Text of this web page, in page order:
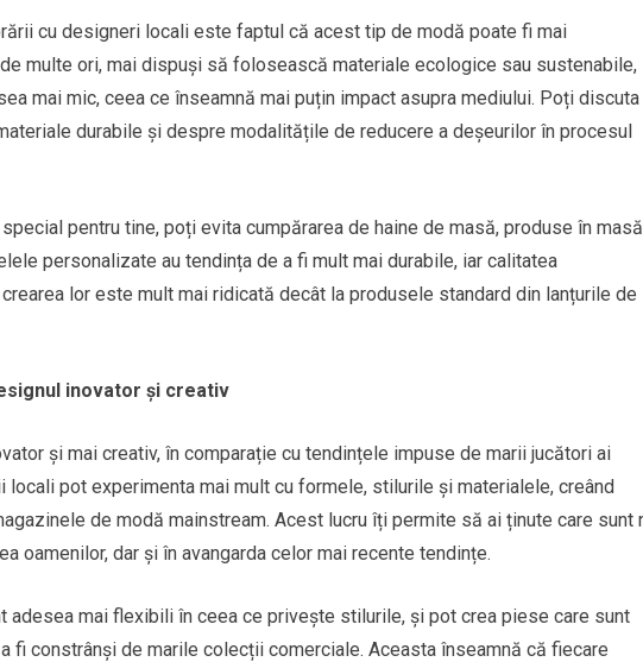
cu designeri locali este faptul că acest tip de modă poate fi mai
multe ori, mai dispuși să folosească materiale ecologice sau sustenabile,
mai mic, ceea ce înseamnă mai puțin impact asupra mediului. Poți discuta
durabile și despre modalitățile de reducere a deșeurilor în procesul
pentru tine, poți evita cumpărarea de haine de masă, produse în masă
personalizate au tendința de a fi mult mai durabile, iar calitatea
lor este mult mai ridicată decât la produsele standard din lanțurile de
inovator și creativ
și mai creativ, în comparație cu tendințele impuse de marii jucători ai
pot experimenta mai mult cu formele, stilurile și materialele, creând
de modă mainstream. Acest lucru îți permite să ai ținute care sunt
oamenilor, dar și în avangarda celor mai recente tendințe.
adesea mai flexibili în ceea ce privește stilurile, și pot crea piese care sunt
fi constrânși de marile colecții comerciale. Aceasta înseamnă că fiecare